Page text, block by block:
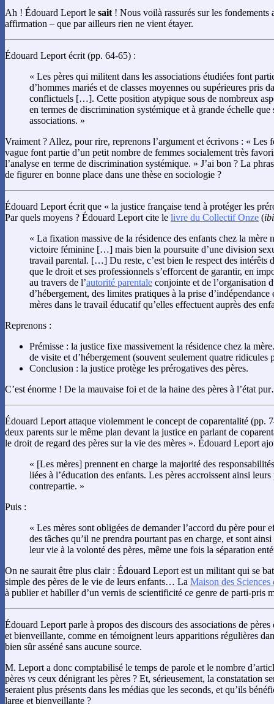
Ah ! Édouard Leport le sait ! Nous voilà rassurés sur les fondements
affirmation – que par ailleurs rien ne vient étayer.
Édouard Leport écrit (pp. 64-65) :
« Les pères qui militent dans les associations étudiées font
d’hommes mariés et de classes moyennes ou supérieures pris
conflictuels […]. Cette position atypique sous de nombreux
en termes de discrimination systémique et à grande échelle que
associations. »
Vraiment ? Allez, pour rire, reprenons l’argument et écrivons : « Les
vague font partie d’un petit nombre de femmes socialement très
l’analyse en terme de discrimination systémique. » J’ai bon ? La
de figurer en bonne place dans une thèse en sociologie ?
Édouard Leport écrit que « la justice française tend à protéger les
Par quels moyens ? Édouard Leport cite le livre du Collectif Onze (
« La fixation massive de la résidence des enfants chez la mère
victoire féminine […] mais bien la poursuite d’une division
travail parental. […] Du reste, c’est bien le respect des intérêts
que le droit et ses professionnels s’efforcent de garantir, en
au travers de l’autorité parentale conjointe et de l’organisation
d’hébergement, des limites pratiques à la prise
mères dans le travail éducatif qu’elles effectuent auprès des
Reprenons :
Prémisse : la justice fixe massivement la résidence chez la
de visite et d’hébergement (souvent seulement quatre ridicules
Conclusion : la justice protège les prérogatives des pères.
C’est énorme ! De la mauvaise foi et de la haine des pères à l’état
Édouard Leport attaque violemment le concept de coparentalité (pp.
deux parents sur le même plan devant la justice en parlant de
le droit de regard des pères sur la vie des mères ». Édouard Leport
« [Les mères] prennent en charge la majorité des
liées à l’éducation des enfants. Les pères accroissent ainsi
contrepartie. »
Puis :
« Les mères sont obligées de demander l’accord du père pour
des tâches qu’il ne prendra pourtant pas en charge, et sont
leur vie à la volonté des pères, même une fois la séparation
On ne saurait être plus clair : Édouard Leport est un militant qui se
simple des pères de le vie de leurs enfants… La Maison des Sciences
à publier et habiller d’un vernis de scientificité ce genre de parti-pris
Édouard Leport parle à propos des discours des associations de pères
et bienveillante, comme en témoignent leurs apparitions régulières
bien sûr asséné sans aucune source.
M. Leport a donc comptabilisé le temps de parole et le nombre
pères vs ceux dénigrant les pères ? Et, sérieusement, la constatation
seraient plus présents dans les médias que les seconds, et qu’ils
large et bienveillante ?